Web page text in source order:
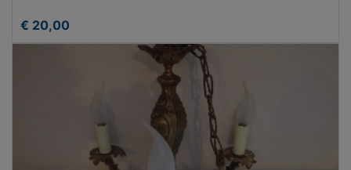
€ 20,00